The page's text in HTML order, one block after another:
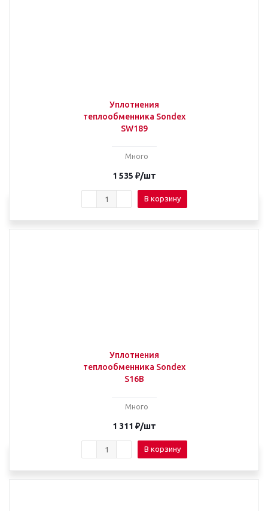
Уплотнения
теплообменника Sondex
SW189
Много
1 535 ₽/шт
В корзину
Уплотнения
теплообменника Sondex
S16B
Много
1 311 ₽/шт
В корзину